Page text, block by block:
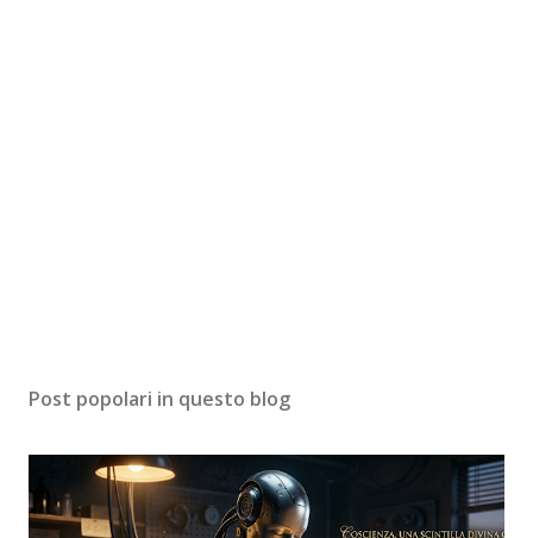
Post popolari in questo blog